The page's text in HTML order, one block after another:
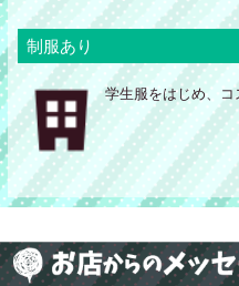
制服あり
学生服をはじめ、